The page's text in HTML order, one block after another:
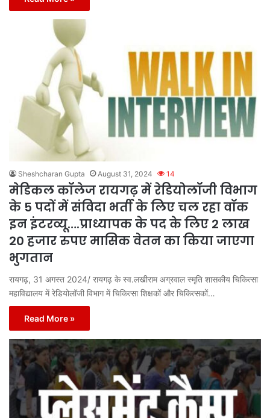
Sheshcharan Gupta August 31, 2024 14
मेडिकल कॉलेज रायगढ़ में रेडियोलॉजी विभाग
के 5 पदों में संविदा भर्ती के लिए चल रहा वॉक
इन इंटरव्यू….प्राध्यापक के पद के लिए 2 लाख
20 हजार रुपए मासिक वेतन का किया जाएगा
भुगतान
रायगढ़, 31 अगस्त 2024/ रायगढ़ के स्व.लखीराम अग्रवाल स्मृति शासकीय चिकित्सा
महाविद्यालय में रेडियोलॉजी विभाग में चिकित्सा शिक्षकों और चिकित्सकों…
Read More »